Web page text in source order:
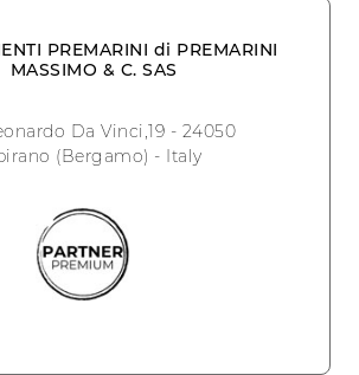
PREMARINI di PREMARINI
MASSIMO & C. SAS
Da Vinci,19 - 24050
(Bergamo) - Italy